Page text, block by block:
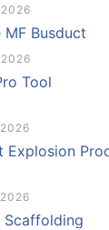
MF Busduct
Tool
Explosion
Scaffolding